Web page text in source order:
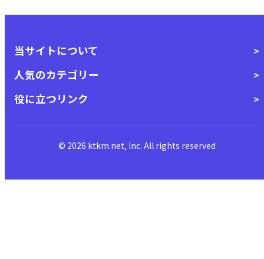
当サイトについて
人気のカテゴリー
役に立つリンク
© 2026 ktkm.net, Inc. All rights reserved